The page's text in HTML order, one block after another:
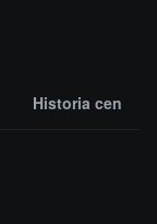
Historia cen